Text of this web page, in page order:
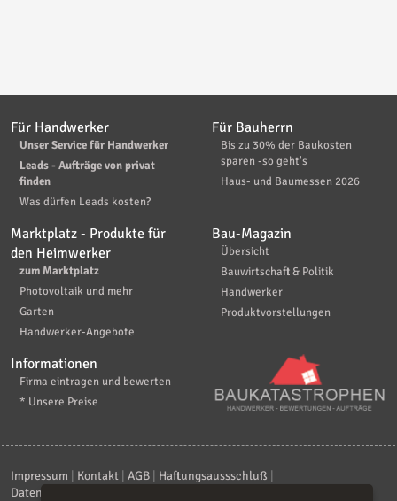
Für Handwerker
Unser Service für Handwerker
Leads - Aufträge von privat
finden
Was dürfen Leads kosten?
Für Bauherrn
Bis zu 30% der Baukosten
sparen -so geht's
Haus- und Baumessen 2026
Marktplatz - Produkte für
den Heimwerker
zum Marktplatz
Photovoltaik und mehr
Garten
Handwerker-Angebote
Bau-Magazin
Übersicht
Bauwirtschaft & Politik
Handwerker
Produktvorstellungen
Informationen
Firma eintragen und bewerten
* Unsere Preise
Impressum Kontakt AGB Haftungsaussschluß
Datenschutzerklärung